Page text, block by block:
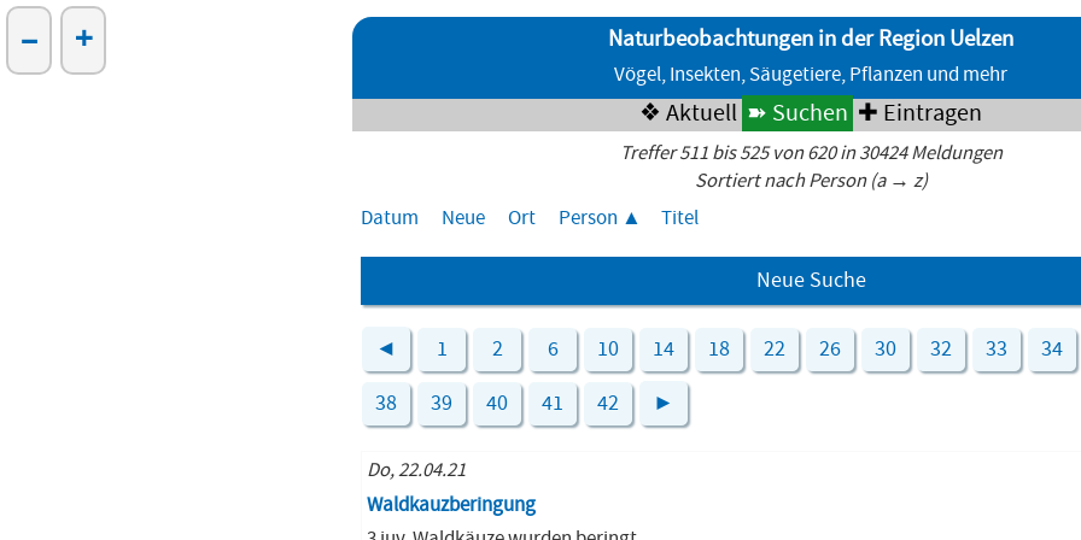
Naturbeobachtungen in der Region Uelzen
Vögel, Insekten, Säugetiere, Pflanzen und mehr
❖ Aktuell ➽ Suchen ✚ Eintragen
Treffer 511 bis 525 von 620 in 30424 Meldungen
Sortiert nach Person (a → z)
Datum
Neue Ort Person Titel
Neue Suche
◄ 1 2 6 10 14 18 22 26 30 32 33 34
38 39 40 41 42 ►
Do, 22.04.21
Waldkauzberingung
– +